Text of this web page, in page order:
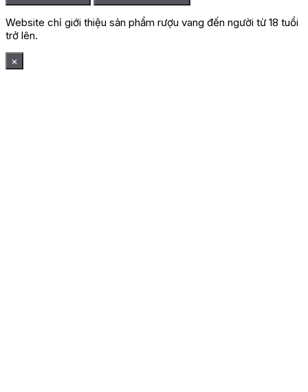
Website chỉ giới thiệu sản phẩm rượu vang đến người từ 18 tuổi
trở lên.
×